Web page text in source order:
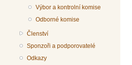
Výbor a kontrolní komise
Odborné komise
Členství
Sponzoři a podporovatelé
Odkazy